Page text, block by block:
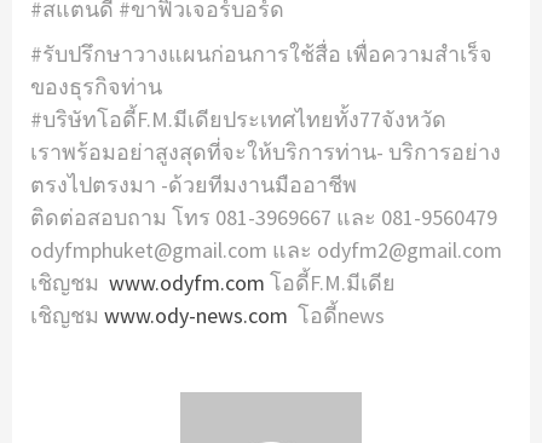
#สแตนดี้ #ขาฟิวเจอร์บอร์ด
#รับปรึกษาวางแผนก่อนการใช้สื่อ เพื่อความสำเร็จ
ของธุรกิจท่าน
#บริษัทโอดี้F.M.มีเดียประเทศไทยทั้ง77จังหวัด
เราพร้อมอย่าสูงสุดที่จะให้บริการท่าน- บริการอย่าง
ตรงไปตรงมา -ด้วยทีมงานมืออาชีพ
ติดต่อสอบถาม โทร 081-3969667 และ 081-9560479
odyfmphuket@gmail.com และ odyfm2@gmail.com
เชิญชม www.odyfm.com โอดี้F.M.มีเดีย
เชิญชม www.ody-news.com โอดี้news